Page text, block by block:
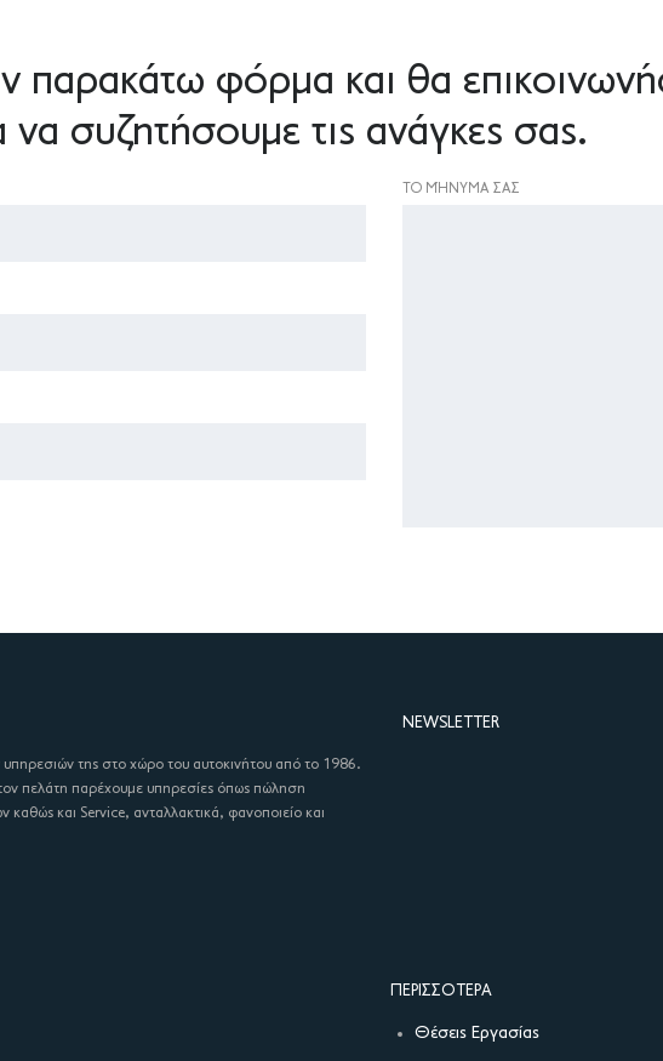
παρακάτω φόρμα και θα
συζητήσουμε τις ανάγκες σας.
ΤΟ ΜΉΝΥΜΑ ΣΑΣ
υπηρεσιών της στο χώρο του αυτοκινήτου από το 1986.
πελάτη παρέχουμε υπηρεσίες όπως πώληση
καθώς και Service, ανταλλακτικά, φανοποιείο και
NEWSLETTER
ΠΕΡΙΣΣΌΤΕΡΑ
Θέσεις Εργασίας